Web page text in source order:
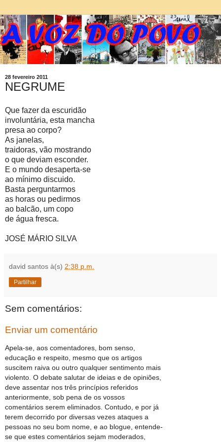
28 fevereiro 2011
NEGRUME
Que fazer da escuridão
involuntária, esta mancha
presa ao corpo?
As janelas,
traidoras, vão mostrando
o que deviam esconder.
E o mundo desaperta-se
ao mínimo discuido.
Basta perguntarmos
as horas ou pedirmos
ao balcão, um copo
de água fresca.
JOSÉ MÁRIO SILVA
david santos à(s) 2:38 p.m.
Partilhar
Sem comentários:
Enviar um comentário
Apela-se, aos comentadores, bom senso,
educação e respeito, mesmo que os artigos
suscitem raiva ou outro qualquer sentimento mais
violento. O debate salutar de ideias e de opiniões,
deve assentar nos três princípios referidos
anteriormente, sob pena de os vossos
comentários serem eliminados. Contudo, e por já
terem decorrido por diversas vezes ataques a
pessoas no seu bom nome, e ao blogue, entende-
se que estes comentários sejam moderados,